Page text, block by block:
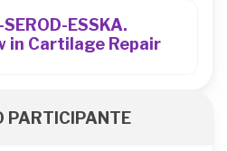
ESSKA.
in Cartilage Repair
PARTICIPANTE